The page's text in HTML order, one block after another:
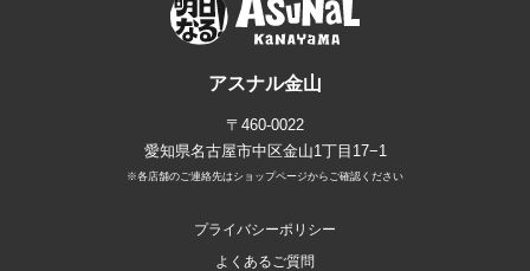
アスナル金山
〒460-0022
愛知県名古屋市中区金山1丁目17−1
※各店舗のご連絡先はショップページからご確認ください
プライバシーポリシー
よくあるご質問